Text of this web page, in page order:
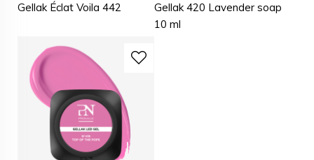
Gellak Éclat Voila 442
Gellak 420 Lavender soap
10 ml